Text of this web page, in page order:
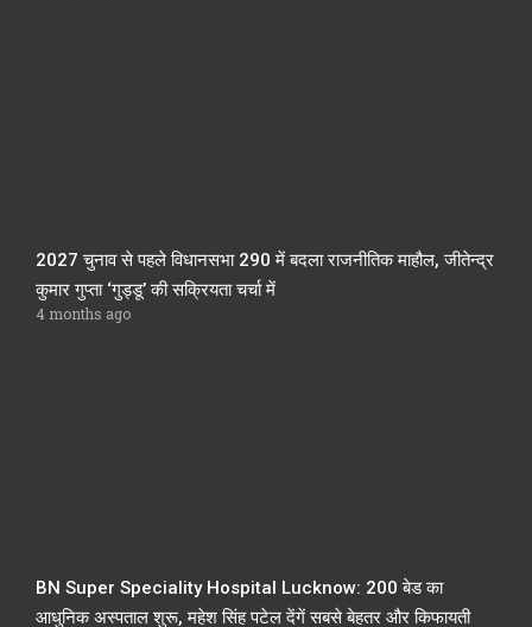
2027 चुनाव से पहले विधानसभा 290 में बदला राजनीतिक माहौल, जीतेन्द्र
कुमार गुप्ता ‘गुड्डू’ की सक्रियता चर्चा में
4 months ago
BN Super Speciality Hospital Lucknow: 200 बेड का
आधुनिक अस्पताल शुरू, महेश सिंह पटेल देंगें सबसे बेहतर और किफायती